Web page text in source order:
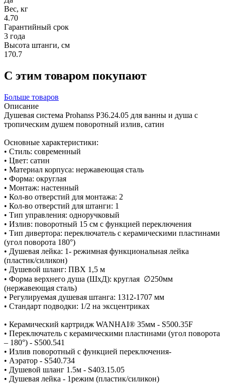
Вес, кг
4.70
Гарантийный срок
3 года
Высота штанги, см
170.7
С этим товаром покупают
Больше товаров
Описание
Душевая система Prohanss P36.24.05 для ванны и душа с
тропическим душем поворотный излив, сатин
Основные характеристики:
• Стиль: современный
• Цвет: сатин
• Материал корпуса: нержавеющая сталь
• Форма: округлая
• Монтаж: настенный
• Кол-во отверстий для монтажа: 2
• Кол-во отверстий для штанги: 1
• Тип управления: одноручковый
• Излив: поворотный 15 см с функцией переключения
• Тип дивертора: переключатель с керамическими пластинами
(угол поворота 180°)
• Душевая лейка: 1- режимная функциональная лейка
(пластик/силикон)
• Душевой шланг: ПВХ 1,5 м
• Форма верхнего душа (ШхД): круглая ∅250мм
(нержавеющая сталь)
• Регулируемая душевая штанга: 1312-1707 мм
• Стандарт подводки: 1/2 на эксцентриках
• Керамический картридж WANHAI® 35мм - S500.35F
• Переключатель с керамическими пластинами (угол поворота
– 180°) - S500.541
• Излив поворотный с функцией переключения-
• Аэратор - S540.734
• Душевой шланг 1.5м - S403.15.05
• Душевая лейка - 1режим (пластик/силикон)